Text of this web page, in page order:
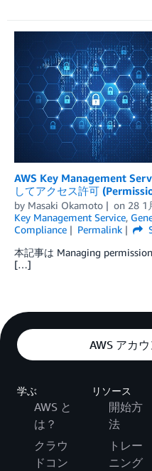
AWS Key Management
してアクセス許可
by Masaki Okamoto on 28 1
Key Management Service,
Compliance
Permalink
本記事は Managing
[…]
AWS アカ
学ぶ
AWS と
は？
クラウ
ドコン
リソース
開始方
法
トレー
ニング